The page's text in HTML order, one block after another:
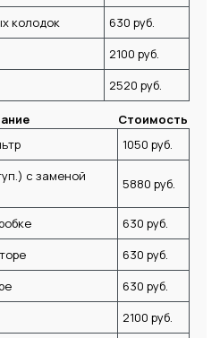
колодок
630 руб.
2100 руб.
2520 руб.
Стоимость
1050 руб.
с заменой
5880 руб.
630 руб.
630 руб.
630 руб.
2100 руб.